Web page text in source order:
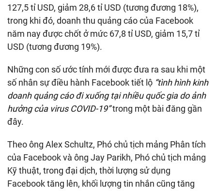
127,5 tỉ USD, giảm 28,6 tỉ USD (tương đương 18%),
trong khi đó, doanh thu quảng cáo của Facebook
năm nay được chốt ở mức 67,8 tỉ USD, giảm 15,7 tỉ
USD (tương đương 19%).
Những con số ước tính mới được đưa ra sau khi một
số nhân sự điều hành Facebook tiết lộ “tình hình kinh
doanh quảng cáo đi xuống tại nhiều quốc gia do ảnh
hưởng của virus COVID-19”trong một bài đăng gần
đây.
Theo ông Alex Schultz, Phó chủ tịch mảng Phân tích
của Facebook và ông Jay Parikh, Phó chủ tịch mảng
Kỹ thuật, trong đại dịch, thời lượng sử dụng
Facebook tăng lên, khối lượng tin nhắn cũng tăng